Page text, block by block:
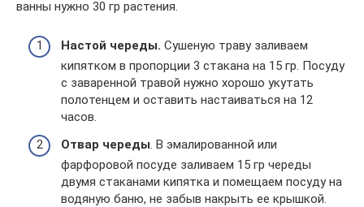
ванны нужно 30 гр растения.
Настой череды. Сушеную траву заливаем
кипятком в пропорции 3 стакана на 15 гр. Посуду
с заваренной травой нужно хорошо укутать
полотенцем и оставить настаиваться на 12
часов.
Отвар череды. В эмалированной или
фарфоровой посуде заливаем 15 гр череды
двумя стаканами кипятка и помещаем посуду на
водяную баню, не забыв накрыть ее крышкой.